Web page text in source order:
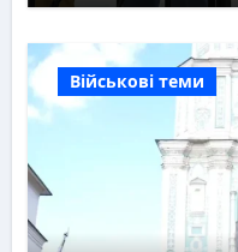
Військові теми